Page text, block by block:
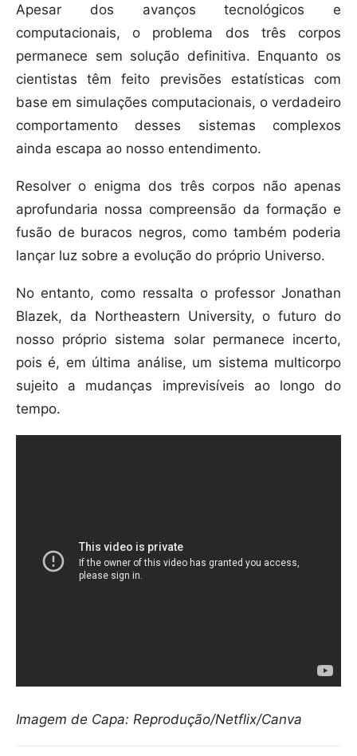
Apesar dos avanços tecnológicos e
computacionais, o problema dos três corpos
permanece sem solução definitiva. Enquanto os
cientistas têm feito previsões estatísticas com
base em simulações computacionais, o verdadeiro
comportamento desses sistemas complexos
ainda escapa ao nosso entendimento.
Resolver o enigma dos três corpos não apenas
aprofundaria nossa compreensão da formação e
fusão de buracos negros, como também poderia
lançar luz sobre a evolução do próprio Universo.
No entanto, como ressalta o professor Jonathan
Blazek, da Northeastern University, o futuro do
nosso próprio sistema solar permanece incerto,
pois é, em última análise, um sistema multicorpo
sujeito a mudanças imprevisíveis ao longo do
tempo.
Imagem de Capa: Reprodução/Netflix/Canva